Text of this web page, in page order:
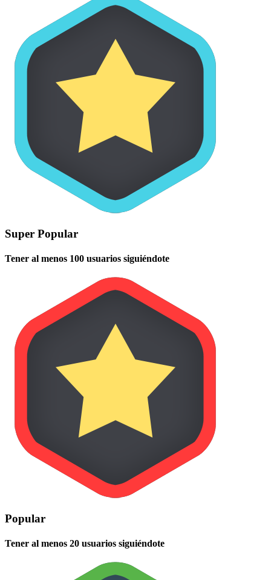
Super Popular
Tener al menos 100 usuarios siguiéndote
Popular
Tener al menos 20 usuarios siguiéndote